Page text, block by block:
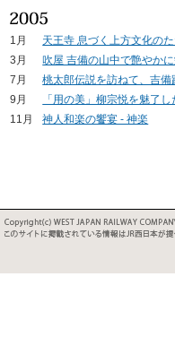
1月
天王寺 息づく上方文化の
3月
吹屋 吉備の山中で艶やか
7月
桃太郎伝説を訪ねて、吉備
9月
「用の美」柳宗悦を魅了
11月
神人和楽の饗宴 - 神楽